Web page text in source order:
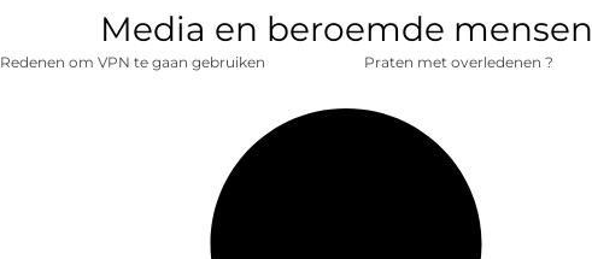
Media en beroemde mensen
Redenen om VPN te gaan gebruiken Praten met overledenen ?